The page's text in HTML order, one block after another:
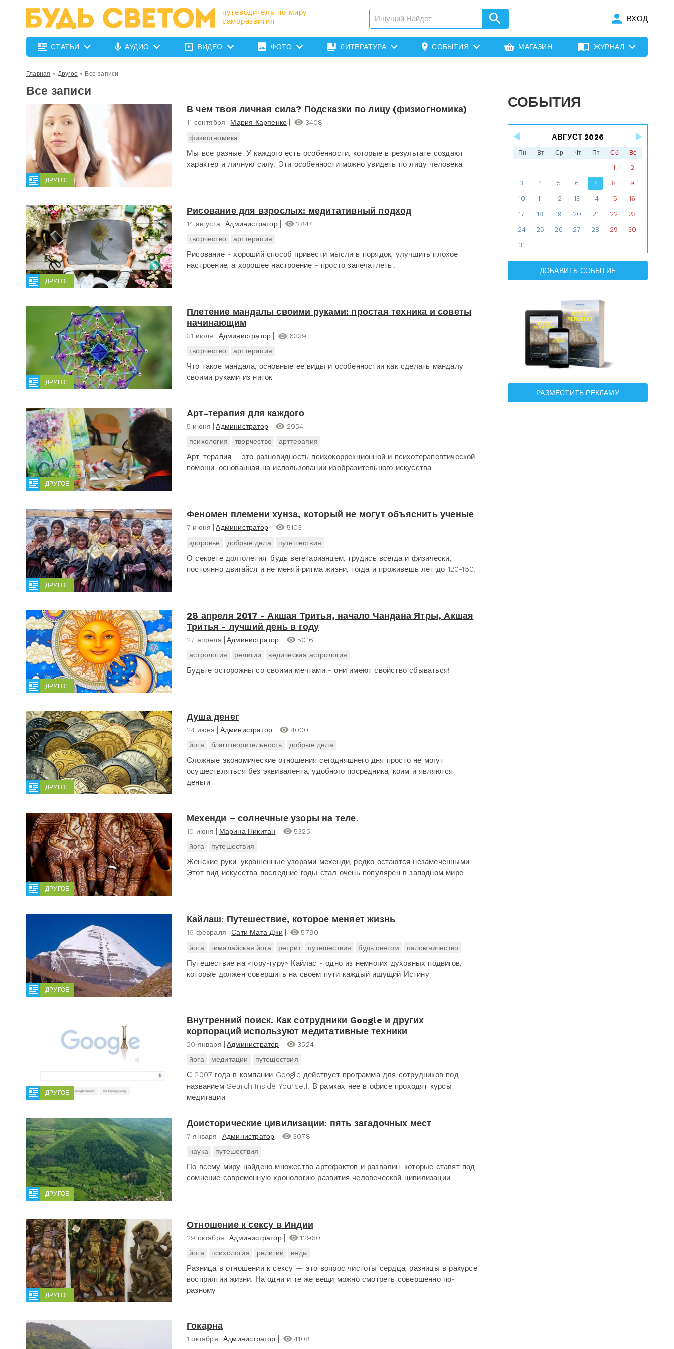
путеводитель по миру
саморазвития
ВХОД
СТАТЬИ АУДИО ВИДЕО ФОТО ЛИТЕРАТУРА СОБЫТИЯ МАГАЗИН ЖУРНАЛ
Главная » Другое » Все записи
Все записи
ДРУГОЕ
В чем твоя личная сила? Подсказки по лицу (физиогномика)
11 сентября Мария Карпенко
3408
физиогномика
Мы все разные. У каждого есть особенности, которые в результате создают
характер и личную силу. Эти особенности можно увидеть по лицу человека
ДРУГОЕ
Рисование для взрослых: медитативный подход
14 августа Администратор
2847
творчество
арттерапия
Рисование - хороший способ привести мысли в порядок, улучшить плохое
настроение, а хорошее настроение - просто запечатлеть...
ДРУГОЕ
Плетение мандалы своими руками: простая техника и советы
начинающим
31 июля Администратор
6339
творчество
арттерапия
Что такое мандала, основные ее виды и особенностии как сделать мандалу
своими руками из ниток.
ДРУГОЕ
Арт-терапия для каждого
5 июня Администратор
2954
психология
творчество арттерапия
Арт-терапия – это разновидность психокоррекционной и психотерапевтической
помощи, основанная на использовании изобразительного искусства.
ДРУГОЕ
Феномен племени хунза, который не могут объяснить ученые
7 июня Администратор
5103
здоровье
добрые дела путешествия
О секрете долголетия: будь вегетарианцем, трудись всегда и физически,
постоянно двигайся и не меняй ритма жизни, тогда и проживешь лет до 120-150.
ДРУГОЕ
28 апреля 2017 - Акшая Тритья, начало Чандана Ятры, Акшая
Тритья - лучший день в году
27 апреля Администратор
5016
астрология
религии ведическая астрология
Будьте осторожны со своими мечтами - они имеют свойство сбываться!
ДРУГОЕ
Душа денег
24 июня Администратор
4000
йога
благотворительность добрые дела
Сложные экономические отношения сегодняшнего дня просто не могут
осуществляться без эквивалента, удобного посредника, коим и являются
деньги.
ДРУГОЕ
Мехенди – солнечные узоры на теле.
10 июня Марина Никитан
5325
йога
путешествия
Женские руки, украшенные узорами мехенди, редко остаются незамеченными.
Этот вид искусства последние годы стал очень популярен в западном мире.
ДРУГОЕ
Кайлаш: Путешествие, которое меняет жизнь
16 февраля Сати Мата Джи
5790
йога
гималайская йога ретрит путешествия будь светом паломничество
Путешествие на «гору-гуру» Кайлас - одно из немногих духовных подвигов,
которые должен совершить на своем пути каждый ищущий Истину.
ДРУГОЕ
Внутренний поиск. Как сотрудники Google и других
корпораций используют медитативные техники
20 января Администратор
3524
йога
медитации путешествия
С 2007 года в компании Google действует программа для сотрудников под
названием Search Inside Yourself. В рамках нее в офисе проходят курсы
медитации.
ДРУГОЕ
Доисторические цивилизации: пять загадочных мест
7 января Администратор
3078
наука
путешествия
По всему миру найдено множество артефактов и развалин, которые ставят под
сомнение современную хронологию развития человеческой цивилизации.
ДРУГОЕ
Отношение к сексу в Индии
29 октября Администратор
12960
йога
психология религии веды
Разница в отношении к сексу — это вопрос чистоты сердца, разницы в ракурсе
восприятии жизни. На одни и те же вещи можно смотреть совершенно по-
разному
Гокарна
1 октября Администратор
4108
СОБЫТИЯ
АВГУСТ 2026
Пн Вт Ср Чт Пт Сб Вс
1 2
3 4 5 6 7 8 9
10 11 12 13 14 15 16
17 18 19 20 21 22 23
24 25 26 27 28 29 30
31
ДОБАВИТЬ СОБЫТИЕ
РАЗМЕСТИТЬ РЕКЛАМУ